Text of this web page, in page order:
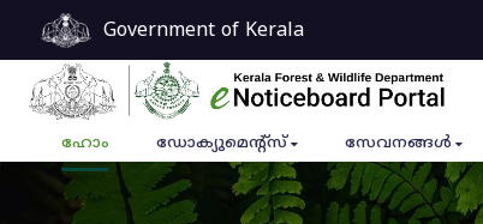
Government of Kerala
ഹോം ഡോക്യുമെൻ്റ്സ് സേവനങ്ങൾ